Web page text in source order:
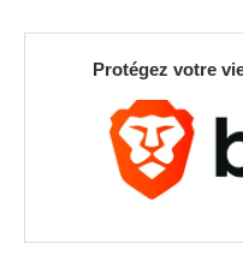
Protégez votre